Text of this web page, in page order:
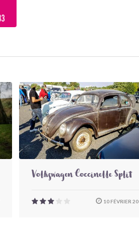
Volkswagen Coccinelle Split
10 FÉVRIER